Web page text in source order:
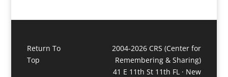
Return To
Top
2004-2026 CRS (Center for
Remembering & Sharing)
41 E 11th St 11th FL · New